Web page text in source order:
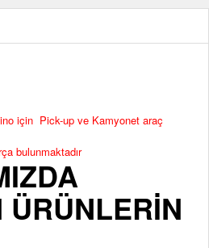
için Pick-up ve Kamyonet araç
bulunmaktadır